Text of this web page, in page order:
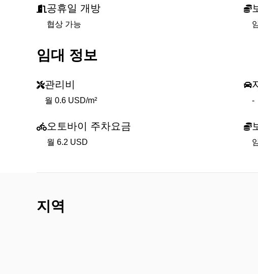
공휴일 개방
협상 가능
임대 정보
관리비
월 0.6 USD/m² -
오토바이 주차요금
월 6.2 USD
지역